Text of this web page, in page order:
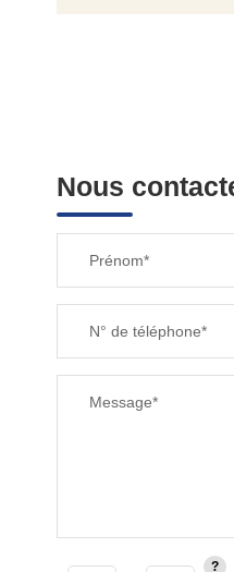
Nous
Prénom*
N° de téléphone*
Message*